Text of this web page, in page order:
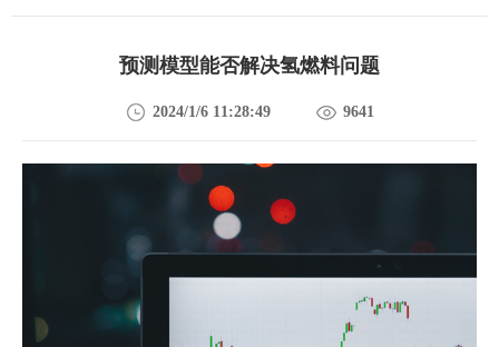
预测模型能否解决氢燃料问题
2024/1/6 11:28:49 9641